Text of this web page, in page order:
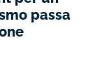
passa